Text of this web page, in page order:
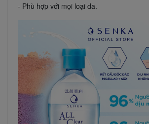
- Phù hợp với mọi loại da.